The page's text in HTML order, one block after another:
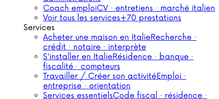
Coach emploiCV · entretiens · marché italien
Voir tous les services+70 prestations
Services
Acheter une maison en ItalieRecherche ·
crédit · notaire · interprète
S'installer en ItalieRésidence · banque ·
fiscalité · compteurs
Travailler / Créer son activitéEmploi ·
entreprise · orientation
Services essentielsCode fiscal · résidence ·